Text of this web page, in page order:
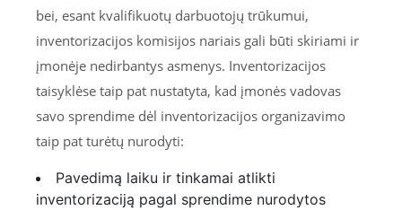
bei, esant kvalifikuotų darbuotojų trūkumui,
inventorizacijos komisijos nariais gali būti skiriami ir
įmonėje nedirbantys asmenys. Inventorizacijos
taisyklėse taip pat nustatyta, kad įmonės vadovas
savo sprendime dėl inventorizacijos organizavimo
taip pat turėtų nurodyti:
Pavedimą laiku ir tinkamai atlikti
inventorizaciją pagal sprendime nurodytos